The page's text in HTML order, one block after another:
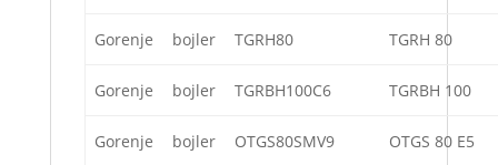
Gorenje bojler TGRH80 TGRH 80
Gorenje bojler TGRBH100C6 TGRBH 100
Gorenje bojler OTGS80SMV9 OTGS 80 E5